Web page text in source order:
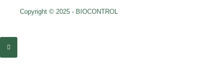
Copyright © 2025 - BIOCONTROL